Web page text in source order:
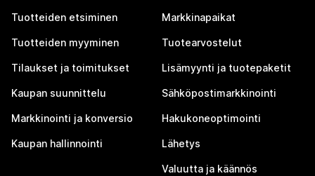
Tuotteiden etsiminen
Tuotteiden myyminen
Tilaukset ja toimitukset
Kaupan suunnittelu
Markkinointi ja konversio
Kaupan hallinnointi
Markkinapaikat
Tuotearvostelut
Lisämyynti ja tuotepaketit
Sähköpostimarkkinointi
Hakukoneoptimointi
Lähetys
Valuutta ja käännös